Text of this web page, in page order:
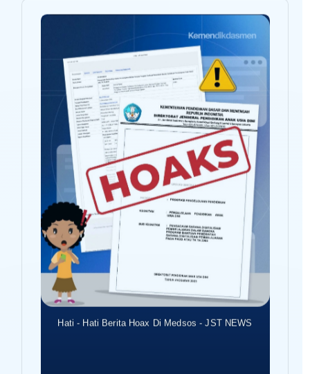
Hati - Hati Berita Hoax Di Medsos - JST NEWS